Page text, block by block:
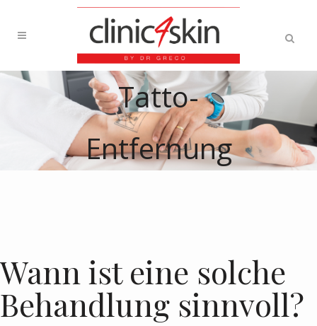
Tatto-
Entfernung
Wann ist eine solche
Behandlung sinnvoll?